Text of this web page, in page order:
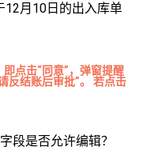
12月10日的出入库单
点击“同意”，弹窗提醒
反结账后审批”。 若点击
段是否允许编辑？